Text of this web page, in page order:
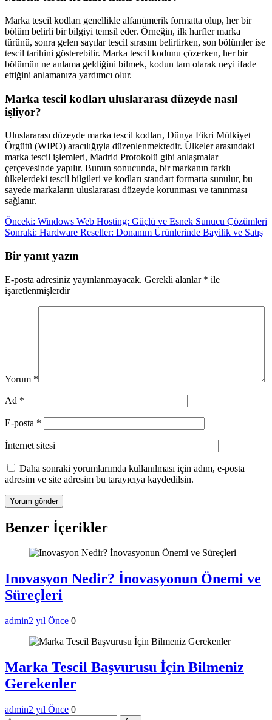
Marka tescil kodları genellikle alfanümerik formatta olup, her bir
bölüm belirli bir bilgiyi temsil eder. Örneğin, ilk harfler marka
türünü, sonra gelen sayılar tescil sırasını belirtirken, son bölümler ise
tescil tarihini gösterebilir. Marka tescil kodunu çözerken, her bir
bölümün ne anlama geldiğini bilmek, kodun tam olarak neyi ifade
ettiğini anlamanıza yardımcı olur.
Marka tescil kodları uluslararası düzeyde nasıl
işliyor?
Uluslararası düzeyde marka tescil kodları, Dünya Fikri Mülkiyet
Örgütü (WIPO) aracılığıyla düzenlenmektedir. Ülkeler arasındaki
marka tescil işlemleri, Madrid Protokolü gibi anlaşmalar
çerçevesinde yapılır. Bunun sonucunda, bir markanın farklı
ülkelerdeki tescil bilgileri ve kodları standart formatta sunulur, bu
sayede markaların uluslararası düzeyde korunması ve tanınması
sağlanır.
Yazı
gezinmesi
Önceki: Windows Web Hosting: Güçlü ve Esnek Sunucu Çözümleri
Sonraki: Hardware Reseller: Donanım Ürünlerinde Bayilik ve Satış
Bir yanıt yazın
E-posta adresiniz yayınlanmayacak. Gerekli alanlar * ile
işaretlenmişlerdir
Yorum *
Ad *
E-posta *
İnternet sitesi
Daha sonraki yorumlarımda kullanılması için adım, e-posta
adresim ve site adresim bu tarayıcıya kaydedilsin.
Benzer İçerikler
Inovasyon Nedir? İnovasyonun Önemi ve
Süreçleri
admin2 yıl Önce 0
Marka Tescil Başvurusu İçin Bilmeniz
Gerekenler
admin2 yıl Önce 0